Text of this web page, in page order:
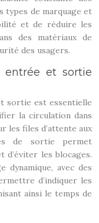
types de marquage et
et de réduire les
des matériaux de
des usagers.
entrée et sortie
sortie est essentielle
la circulation dans
les files d’attente aux
de sortie permet
d’éviter les blocages.
dynamique, avec des
d’indiquer les
ainsi le temps de